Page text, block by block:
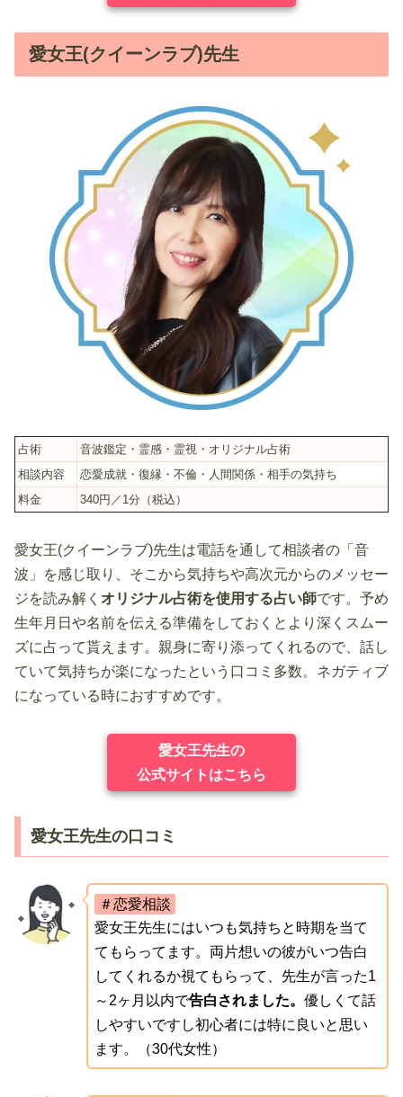
愛女王(クイーンラブ)先生
占術
音波鑑定・霊感・霊視・オリジナル占術
相談内容
恋愛成就・復縁・不倫・人間関係・相手の気持ち
料金
340円／1分（税込）
愛女王(クイーンラブ)先生は電話を通して相談者の「音
波」を感じ取り、そこから気持ちや高次元からのメッセー
ジを読み解く オリジナル占術を使用する占い師です。予め
生年月日や名前を伝える準備をしておくとより深くスムー
ズに占って貰えます。親身に寄り添ってくれるので、話し
ていて気持ちが楽になったという口コミ多数。ネガティブ
になっている時におすすめです。
愛女王先生の
公式サイトはこちら
愛女王先生の口コミ
＃恋愛相談
愛女王先生にはいつも気持ちと時期を当て
てもらってます。両片想いの彼がいつ告白
してくれるか視てもらって、先生が言った1
～2ヶ月以内で告白されました。 優しくて話
しやすいですし初心者には特に良いと思い
ます。（30代女性）